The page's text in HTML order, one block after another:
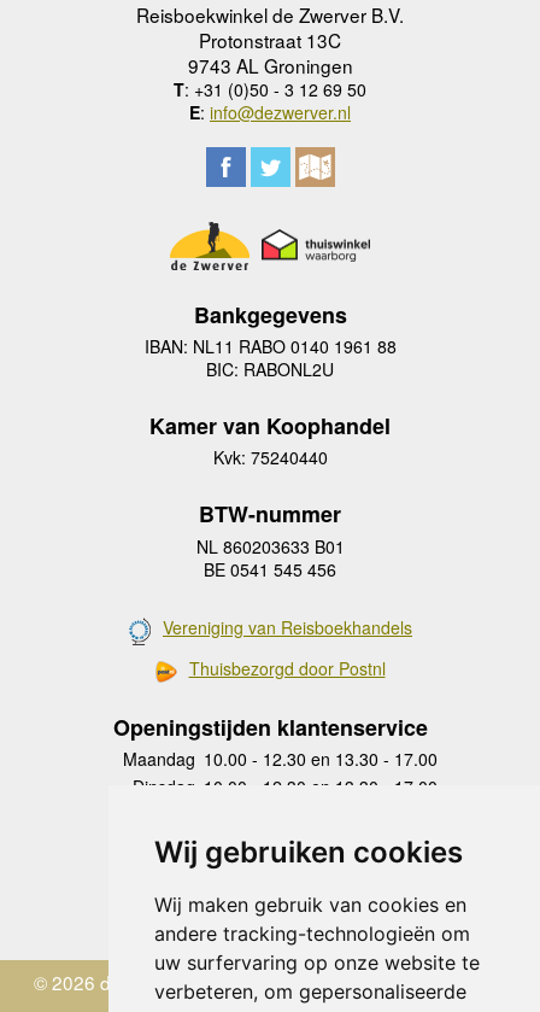
Wij gebruiken cookies
Wij maken gebruik van cookies en
andere tracking-technologieën om
uw surfervaring op onze website te
verbeteren, om gepersonaliseerde
Reisboekwinkel de Zwerver B.V.
Protonstraat 13C
9743 AL Groningen
T: +31 (0)50 - 3 12 69 50
E: info@dezwerver.nl
Bankgegevens
IBAN: NL11 RABO 0140 1961 88
BIC: RABONL2U
Kamer van Koophandel
Kvk: 75240440
BTW-nummer
NL 860203633 B01
BE 0541 545 456
Vereniging van Reisboekhandels
Thuisbezorgd door Postnl
Openingstijden klantenservice
Maandag 10.00 - 12.30 en 13.30 - 17.00
Dinsdag 10.00 - 12.30 en 13.30 - 17.00
Donderdag
10.00 - 12.30 en 13.30 - 17.00
Vrijdag 10.00 - 12.30 en 13.30 - 17.00
Zaterdag
gesloten
Zondag gesloten
© 2026 de Zwerver